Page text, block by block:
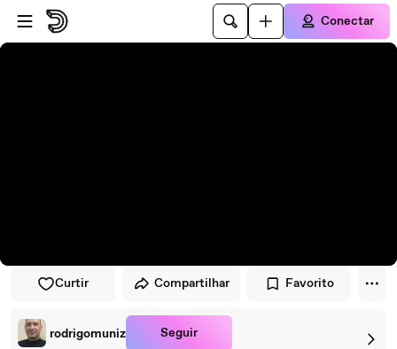
Pular para o player
Ir para o conteúdo principal
Conectar
Curtir Compartilhar Favorito
rodrigomuniz Seguir